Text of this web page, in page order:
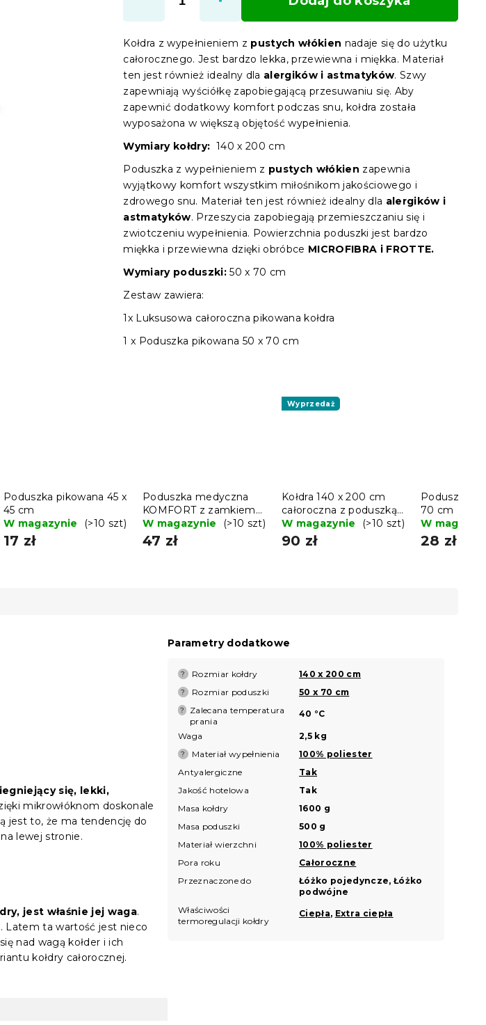
Kołdra z wypełnieniem z pustych włókien nadaje się do użytku
całorocznego. Jest bardzo lekka, przewiewna i miękka. Materiał
ten jest również idealny dla alergików i astmatyków. Szwy
zapewniają wyściółkę zapobiegającą przesuwaniu się. Aby
zapewnić dodatkowy komfort podczas snu, kołdra została
wyposażona w większą objętość wypełnienia.
Wymiary kołdry: 140 x 200 cm
Poduszka z wypełnieniem z pustych włókien zapewnia
wyjątkowy komfort wszystkim miłośnikom jakościowego i
zdrowego snu. Materiał ten jest również idealny dla alergików i
astmatyków. Przeszycia zapobiegają przemieszczaniu się i
zwiotczeniu wypełnienia. Powierzchnia poduszki jest bardzo
miękka i przewiewna dzięki obróbce MICROFIBRA i FROTTE.
Wymiary poduszki: 50 x 70 cm
Zestaw zawiera:
1x Luksusowa całoroczna pikowana kołdra
1 x Poduszka pikowana 50 x 70 cm
Poduszka pikowana 45 x
45 cm
W magazynie
(>10 szt)
17 zł
Poduszka medyczna
KOMFORT z zamkiem
błyskawicznym 70 x 90
cm
W magazynie (>10 szt)
47 zł
Wyprzedaż
Kołdra 140 x 200 cm
całoroczna z poduszką
COMFORT 70 x 90 cm
W magazynie (>10 szt)
90 zł
Poduszka
70 cm
W
28 zł
się, lekki,
mikrowłóknom doskonale
jest to, że ma tendencję do
lewej stronie.
jest właśnie jej waga.
Latem ta wartość jest nieco
nad wagą kołder i ich
kołdry całorocznej.
Parametry dodatkowe
? Rozmiar kołdry 140 x 200 cm
? Rozmiar poduszki 50 x 70 cm
?
Zalecana temperatura
prania
40 °C
Waga 2,5 kg
? Materiał wypełnienia
100% poliester
Antyalergiczne
Tak
Jakość hotelowa
Tak
Masa kołdry
1600 g
Masa poduszki
500 g
Materiał wierzchni
100% poliester
Pora roku
Całoroczne
Przeznaczone do
Łóżko pojedyncze, Łóżko
podwójne
Właściwości
termoregulacji kołdry
Ciepła, Extra ciepła